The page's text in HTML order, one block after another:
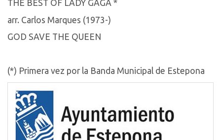
THE BEST OF LADY GAGA *
arr. Carlos Marques (1973-)
GOD SAVE THE QUEEN
(*) Primera vez por la Banda Municipal de Estepona